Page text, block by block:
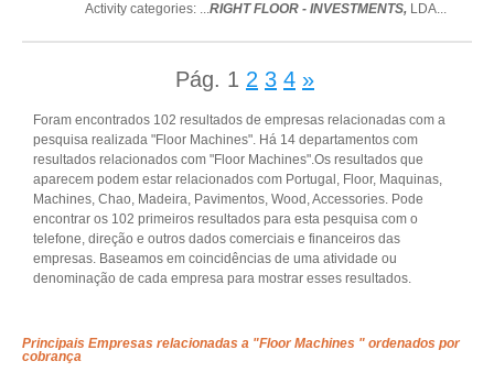
Activity categories: ...RIGHT FLOOR - INVESTMENTS, LDA...
Pág. 1 2 3 4 »
Foram encontrados 102 resultados de empresas relacionadas com a
pesquisa realizada "Floor Machines". Há 14 departamentos com
resultados relacionados com "Floor Machines".Os resultados que
aparecem podem estar relacionados com Portugal, Floor, Maquinas,
Machines, Chao, Madeira, Pavimentos, Wood, Accessories. Pode
encontrar os 102 primeiros resultados para esta pesquisa com o
telefone, direção e outros dados comerciais e financeiros das
empresas. Baseamos em coincidências de uma atividade ou
denominação de cada empresa para mostrar esses resultados.
Principais Empresas relacionadas a "Floor Machines " ordenados por
cobrança